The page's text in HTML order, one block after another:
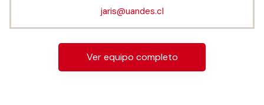
jaris@uandes.cl
Ver equipo completo